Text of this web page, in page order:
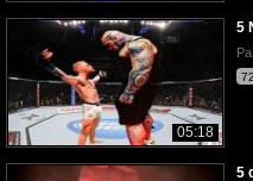
05:18
5
5